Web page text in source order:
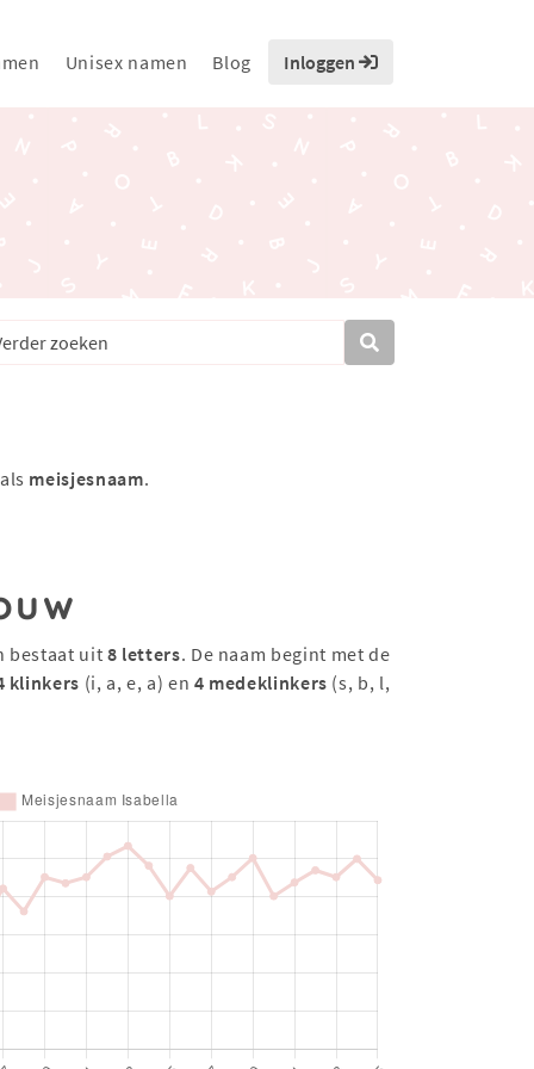
Unisex namen Blog Inloggen
meisjesnaam.
bestaat uit 8 letters. De naam begint met de
klinkers (i, a, e, a) en 4 medeklinkers (s, b, l,